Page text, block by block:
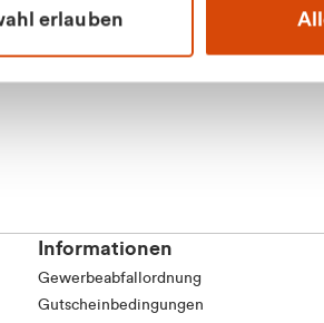
erlauben
Informationen
Gewerbeabfallordnung
Gutscheinbedingungen